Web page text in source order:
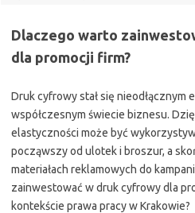
Dlaczego warto
dla promocji firm?
Druk cyfrowy stał się nieodłącznym
współczesnym świecie biznesu.
elastyczności może być
począwszy od ulotek i broszur, a
materiałach reklamowych do
zainwestować w druk cyfrowy dla
kontekście prawa pracy w Krakowie?